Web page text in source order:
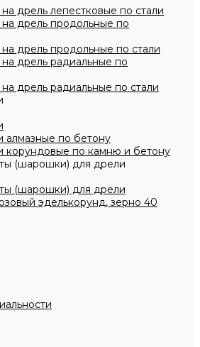
дрель лепестковые по стали
дрель продольные по
дрель продольные по стали
дрель радиальные по
дрель радиальные по стали
по бетону
по камню и бетону
(шарошки) для дрели
(шарошки) для дрели
эделькорунд, зерно 40